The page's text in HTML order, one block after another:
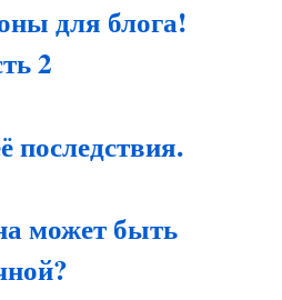
для блога!
2
последствия.
может быть